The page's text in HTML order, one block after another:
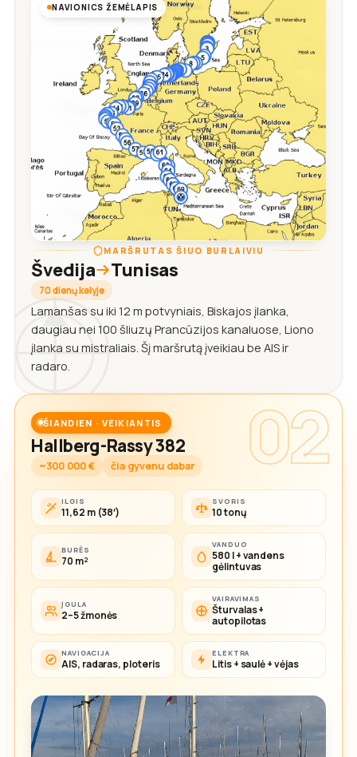
NAVIONICS ŽEMĖLAPIS
MARŠRUTAS ŠIUO BURLAIVIU
Švedija Tunisas
70 dienų kelyje
Lamanšas su iki 12 m potvyniais, Biskajos įlanka,
daugiau nei 100 šliuzų Prancūzijos kanaluose, Liono
įlanka su mistraliais. Šį maršrutą įveikiau be AIS ir
radaro.
02
ŠIANDIEN · VEIKIANTIS
Hallberg-Rassy 382
~300 000 € čia gyvenu dabar
ILGIS
11,62 m (38′)
SVORIS
10 tonų
BURĖS
70 m²
VANDUO
580 l + vandens
gėlintuvas
ĮGULA
2–5 žmonės
VAIRAVIMAS
Šturvalas +
autopilotas
NAVIGACIJA
AIS, radaras, ploteris
ELEKTRA
Litis + saulė + vėjas